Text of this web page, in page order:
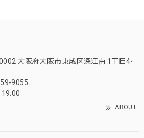
大阪府大阪市東成区深江南 1丁目4-
9055
ABOUT